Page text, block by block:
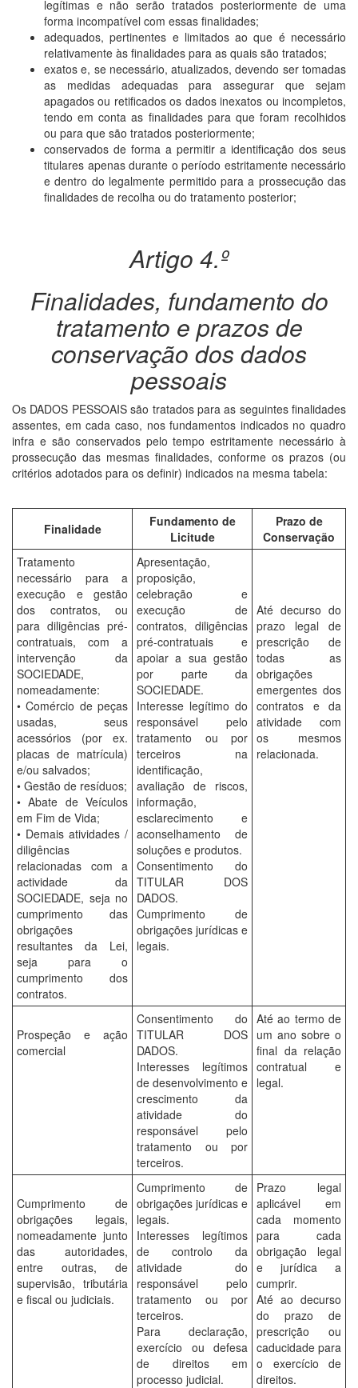
legítimas e não serão tratados posteriormente de uma
forma incompatível com essas finalidades;
adequados, pertinentes e limitados ao que é necessário
relativamente às finalidades para as quais são tratados;
exatos e, se necessário, atualizados, devendo ser tomadas
as medidas adequadas para assegurar que sejam
apagados ou retificados os dados inexatos ou incompletos,
tendo em conta as finalidades para que foram recolhidos
ou para que são tratados posteriormente;
conservados de forma a permitir a identificação dos seus
titulares apenas durante o período estritamente necessário
e dentro do legalmente permitido para a prossecução das
finalidades de recolha ou do tratamento posterior;
Artigo 4.º
Finalidades, fundamento do
tratamento e prazos de
conservação dos dados
pessoais
Os DADOS PESSOAIS são tratados para as seguintes finalidades
assentes, em cada caso, nos fundamentos indicados no quadro
infra e são conservados pelo tempo estritamente necessário à
prossecução das mesmas finalidades, conforme os prazos (ou
critérios adotados para os definir) indicados na mesma tabela:
Finalidade
Fundamento de
Licitude
Prazo de
Conservação
Tratamento
necessário para a
execução e gestão
dos contratos, ou
para diligências pré-
contratuais, com a
intervenção da
SOCIEDADE,
nomeadamente:
• Comércio de peças
usadas, seus
acessórios (por ex.
placas de matrícula)
e/ou salvados;
• Gestão de resíduos;
• Abate de Veículos
em Fim de Vida;
• Demais atividades /
diligências
relacionadas com a
actividade da
SOCIEDADE, seja no
cumprimento das
obrigações
resultantes da Lei,
seja para o
cumprimento dos
contratos.
Apresentação,
proposição,
celebração e
execução de
contratos, diligências
pré-contratuais e
apoiar a sua gestão
por parte da
SOCIEDADE.
Interesse legítimo do
responsável pelo
tratamento ou por
terceiros na
identificação,
avaliação de riscos,
informação,
esclarecimento e
aconselhamento de
soluções e produtos.
Consentimento do
TITULAR DOS
DADOS.
Cumprimento de
obrigações jurídicas e
legais.
Até decurso do
prazo legal de
prescrição de
todas as
obrigações
emergentes dos
contratos e da
atividade com
os mesmos
relacionada.
Prospeção e ação
comercial
Consentimento do
TITULAR DOS
DADOS.
Interesses legítimos
de desenvolvimento e
crescimento da
atividade do
responsável pelo
tratamento ou por
terceiros.
Até ao termo de
um ano sobre o
final da relação
contratual e
legal.
Cumprimento de
obrigações legais,
nomeadamente junto
das autoridades,
entre outras, de
supervisão, tributária
e fiscal ou judiciais.
Cumprimento de
obrigações jurídicas e
legais.
Interesses legítimos
de controlo da
atividade do
responsável pelo
tratamento ou por
terceiros.
Para declaração,
exercício ou defesa
de direitos em
processo judicial.
Prazo legal
aplicável em
cada momento
para cada
obrigação legal
e jurídica a
cumprir.
Até ao decurso
do prazo de
prescrição ou
caducidade para
o exercício de
direitos.